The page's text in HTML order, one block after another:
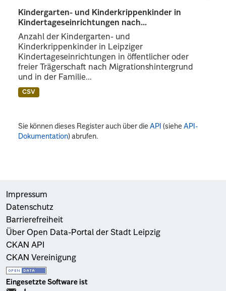
Kindergarten- und Kinderkrippenkinder in
Kindertageseinrichtungen nach...
Anzahl der Kindergarten- und
Kinderkrippenkinder in Leipziger
Kindertageseinrichtungen in öffentlicher oder
freier Trägerschaft nach Migrationshintergrund
und in der Familie...
CSV
Sie können dieses Register auch über dieAPI (sieheAPI-
Dokumentation) abrufen.
Impressum
Datenschutz
Barrierefreiheit
Über Open Data-Portal der Stadt Leipzig
CKAN API
CKAN Vereinigung
Eingesetzte Software ist